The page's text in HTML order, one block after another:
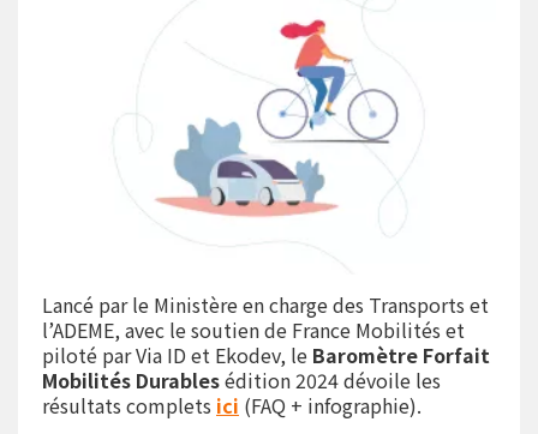
Lancé par le Ministère en charge des Transports et
l’ADEME, avec le soutien de France Mobilités et
piloté par Via ID et Ekodev, le Baromètre Forfait
Mobilités Durablesédition 2024 dévoile les
résultats complets ici (FAQ + infographie).